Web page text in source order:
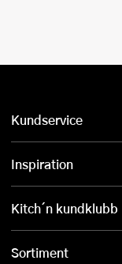
Kundservice
Inspiration
Kitch´n kundklubb
Sortiment